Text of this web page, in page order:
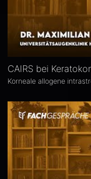
CAIRS bei